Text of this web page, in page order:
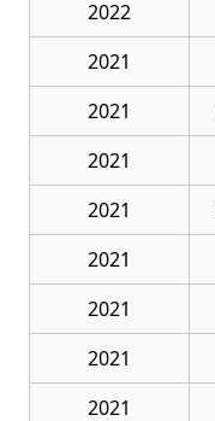
2022
2021
2021
2021
2021
2021
2021
2021
2021